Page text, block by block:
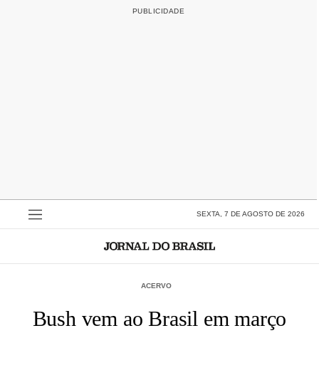
SEXTA, 7 DE AGOSTO DE 2026
ACERVO
Bush vem ao Brasil em março